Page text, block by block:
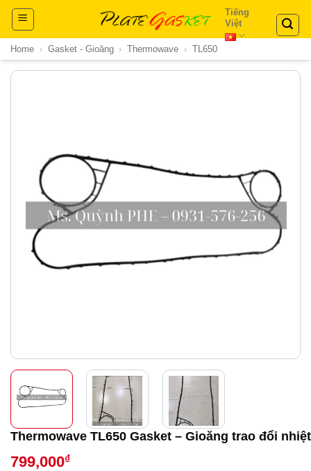
Skip
content
Tiếng
Việt
Home › Gasket - Gioăng › Thermowave › TL650
Thermowave TL650 Gasket – Gioăng trao đổi nhiệt
799,000₫